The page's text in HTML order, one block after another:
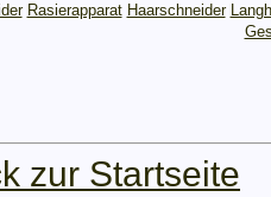
Rasierapparat Haarschneider
zur Startseite